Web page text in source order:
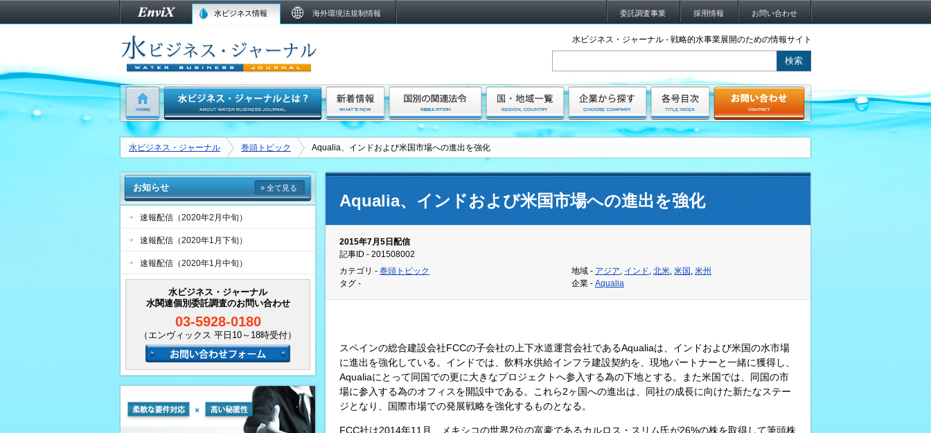
水ビジネス情報 海外環境法規制情報 委託調査事業 採用情報 お問い合わせ
水ビジネス・ジャーナル - 戦略的水事業展開のための情報サイト
水ビジネス・ジャーナル 巻頭トピック Aqualia、インドおよび米国市場への進出を強化
Aqualia、インドおよび米国市場への進出を強化
2015年7月5日配信
記事ID - 201508002
カテゴリ - 巻頭トピック
タグ -
地域 - アジア, インド, 北米, 米国 , 米州
企業 - Aqualia
スペインの総合建設会社FCCの子会社の上下水道運営会社であるAqualiaは、インドおよび米国の水市場
に進出を強化している。インドでは、飲料水供給インフラ建設契約を、現地パートナーと一緒に獲得し、
Aqualiaにとって同国での更に大きなプロジェクトへ参入する為の下地とする。また米国では、同国の市
場に参入する為のオフィスを開設中である。これら2ヶ国への進出は、同社の成長に向けた新たなステー
ジとなり、国際市場での発展戦略を強化するものとなる。
FCC社は2014年11月、メキシコの世界2位の富豪であるカルロス・スリム氏が26%の株を取得して筆頭株
お知らせ » 全て見る
速報配信（2020年2月中旬）
速報配信（2020年1月下旬）
速報配信（2020年1月中旬）
水ビジネス・ジャーナル
水関連個別委託調査のお問い合わせ
03-5928-0180
（エンヴィックス 平日10～18時受付）